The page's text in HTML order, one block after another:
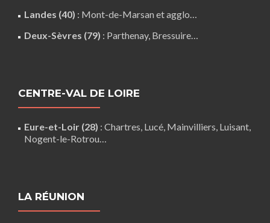
Landes (40) : Mont-de-Marsan et agglo…
Deux-Sèvres (79) : Parthenay, Bressuire…
CENTRE-VAL DE LOIRE
Eure-et-Loir (28) : Chartres, Lucé, Mainvilliers, Luisant,
Nogent-le-Rotrou…
LA RÉUNION